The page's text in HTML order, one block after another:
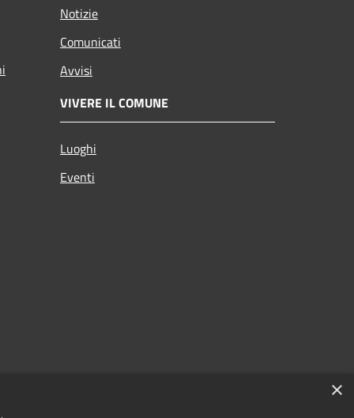
Notizie
Comunicati
Avvisi
VIVERE IL COMUNE
Luoghi
Eventi
×